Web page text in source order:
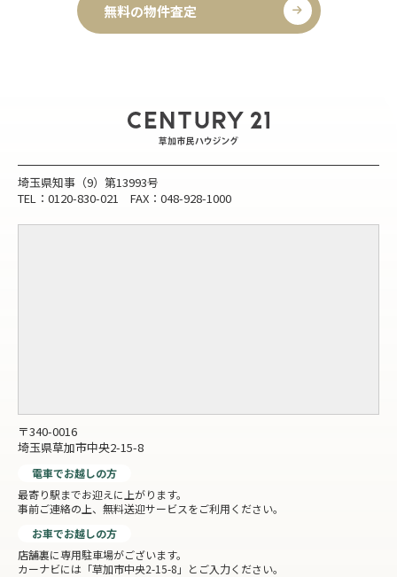
無料の物件査定
埼玉県知事（9）第13993号
TEL：0120-830-021 FAX：048-928-1000
〒340-0016
埼玉県草加市中央2-15-8
電車でお越しの方
最寄り駅までお迎えに上がります。
事前ご連絡の上、無料送迎サービスをご利用ください。
お車でお越しの方
店舗裏に専用駐車場がございます。
カーナビには「草加市中央2-15-8」とご入力ください。